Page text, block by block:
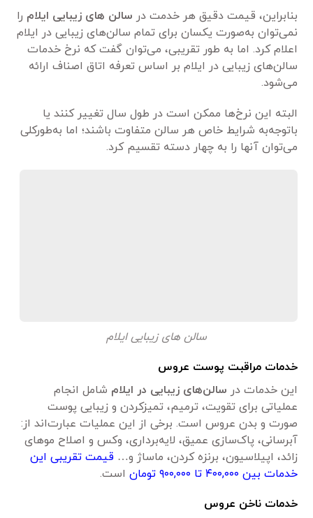
بنابراین، قیمت دقیق هر خدمت در سالن های زیبایی ایلام را
نمی‌توان به‌صورت یکسان برای تمام سالن‌های زیبایی در ایلام
اعلام کرد. اما به طور تقریبی، می‌توان گفت که نرخ خدمات
سالن‌های زیبایی در ایلام بر اساس تعرفه اتاق اصناف ارائه
می‌شود.
البته این نرخ‌ها ممکن است در طول سال تغییر کنند یا
باتوجه‌به شرایط خاص هر سالن متفاوت باشند؛ اما به‌طورکلی
می‌توان آنها را به چهار دسته تقسیم کرد.
سالن های زیبایی ایلام
خدمات مراقبت پوست عروس
این خدمات در سالن‌های زیبایی در ایلام شامل انجام
عملیاتی برای تقویت، ترمیم، تمیزکردن و زیبایی پوست
صورت و بدن عروس است. برخی از این عملیات عبارت‌اند از:
آبرسانی، پاک‌سازی عمیق، لایه‌برداری، وکس و اصلاح موهای
زائد، اپیلاسیون، برنزه کردن، ماساژ و… قیمت تقریبی این
خدمات بین ۴۰۰,۰۰۰ تا ۹۰۰,۰۰۰ تومان
است.
خدمات ناخن عروس